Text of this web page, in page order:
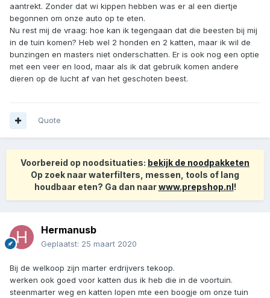
aantrekt. Zonder dat wi kippen hebben was er al een diertje
begonnen om onze auto op te eten.
Nu rest mij de vraag: hoe kan ik tegengaan dat die beesten bij mij
in de tuin komen? Heb wel 2 honden en 2 katten, maar ik wil de
bunzingen en masters niet onderschatten. Er is ook nog een optie
met een veer en lood, maar als ik dat gebruik komen andere
dieren op de lucht af van het geschoten beest.
Quote
Voorbereid op noodsituaties: bekijk de noodpakketen
Op zoek naar waterfilters, messen, tools of lang
houdbaar eten? Ga dan naarwww.prepshop.nl!
Hermanusb
Geplaatst: 25 maart 2020
Bij de welkoop zijn marter erdrijvers tekoop.
werken ook goed voor katten dus ik heb die in de voortuin.
steenmarter weg en katten lopen mte een boogje om onze tuin